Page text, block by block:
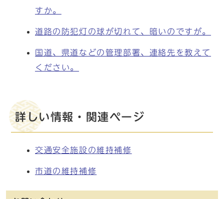
すか。
道路の防犯灯の球が切れて、暗いのですが。
国道、県道などの管理部署、連絡先を教えて
ください。
詳しい情報・関連ページ
交通安全施設の維持補修
市道の維持補修